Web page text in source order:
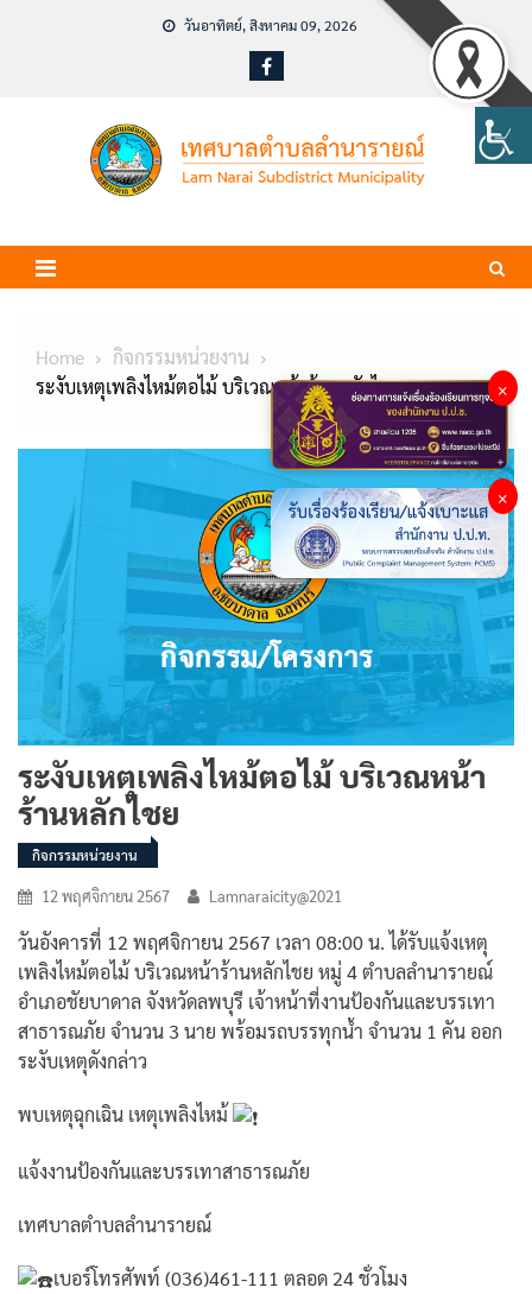
วันอาทิตย์, สิงหาคม 09, 2026
Home
กิจกรรมหน่วยงาน
ระงับเหตุเพลิงไหม้ตอไม้ บริเวณหน้าร้านหลักไชย
ระงับเหตุเพลิงไหม้ตอไม้ บริเวณหน้า
ร้านหลักไชย
กิจกรรมหน่วยงาน
12 พฤศจิกายน 2567 Lamnaraicity@2021
วันอังคารที่ 12 พฤศจิกายน 2567 เวลา 08:00 น. ได้รับแจ้งเหตุ
เพลิงไหม้ตอไม้ บริเวณหน้าร้านหลักไชย หมู่ 4 ตำบลลำนารายณ์
อำเภอชัยบาดาล จังหวัดลพบุรี เจ้าหน้าที่งานป้องกันและบรรเทา
สาธารณภัย จำนวน 3 นาย พร้อมรถบรรทุกน้ำ จำนวน 1 คัน ออก
ระงับเหตุดังกล่าว
พบเหตุฉุกเฉิน เหตุเพลิงไหม้
แจ้งงานป้องกันและบรรเทาสาธารณภัย
เทศบาลตำบลลำนารายณ์
เบอร์โทรศัพท์ (036)461-111 ตลอด 24 ชั่วโมง
×
×